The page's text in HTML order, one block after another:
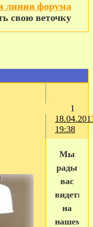
линия форума
свою веточку
1
19:38
Мы
рады
вас
видеть
на
нашем